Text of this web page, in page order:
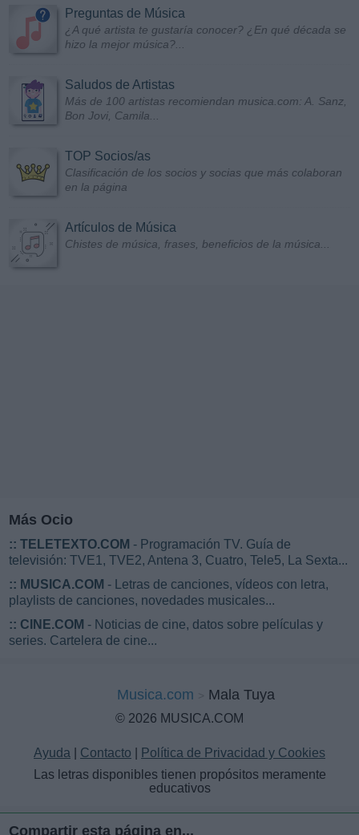
Preguntas de Música
¿A qué artista te gustaría conocer? ¿En qué década se
hizo la mejor música?...
Saludos de Artistas
Más de 100 artistas recomiendan musica.com: A. Sanz,
Bon Jovi, Camila...
TOP Socios/as
Clasificación de los socios y socias que más colaboran
en la página
Artículos de Música
Chistes de música, frases, beneficios de la música...
Más Ocio
:: TELETEXTO.COM - Programación TV. Guía de
televisión: TVE1, TVE2, Antena 3, Cuatro, Tele5, La Sexta...
:: MUSICA.COM - Letras de canciones, vídeos con letra,
playlists de canciones, novedades musicales...
:: CINE.COM - Noticias de cine, datos sobre películas y
series. Cartelera de cine...
Musica.com Mala Tuya
© 2026 MUSICA.COM
Ayuda Contacto
Política de Privacidad y Cookies
Las letras disponibles tienen propósitos meramente
educativos
Compartir esta página en...